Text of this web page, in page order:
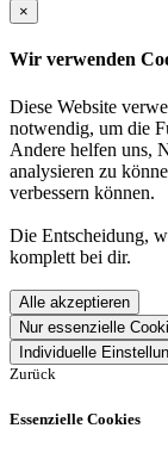
×
Wir verwenden
Diese Website
notwendig, um die
Andere helfen uns,
analysieren zu
verbessern können.
Die Entscheidung,
komplett bei dir.
Alle akzeptieren
Nur essenzielle
Individuelle
Zurück
Essenzielle Cookies